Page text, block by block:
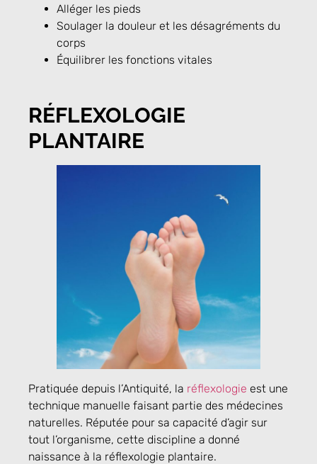
Alléger les pieds
Soulager la douleur et les désagréments du
corps
Équilibrer les fonctions vitales
RÉFLEXOLOGIE
PLANTAIRE
Pratiquée depuis l’Antiquité, la réflexologie est une
technique manuelle faisant partie des médecines
naturelles. Réputée pour sa capacité d’agir sur
tout l’organisme, cette discipline a donné
naissance à la réflexologie plantaire.